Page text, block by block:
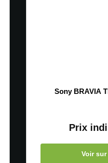
Sony BRAVIA
Prix
Voir sur